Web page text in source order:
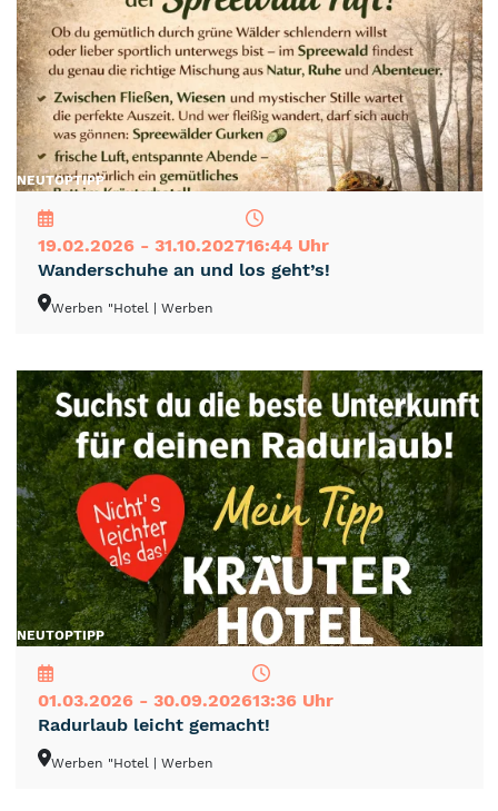
NEUTOPTIPP
19.02.2026 - 31.10.202716:44 Uhr
Wanderschuhe an und los geht’s!
Werben "Hotel | Werben
NEUTOPTIPP
01.03.2026 - 30.09.202613:36 Uhr
Radurlaub leicht gemacht!
Werben "Hotel | Werben